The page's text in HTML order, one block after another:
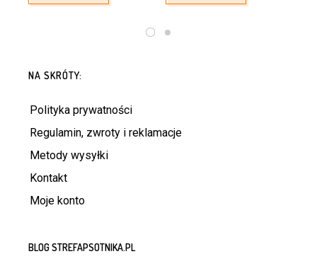
NA SKRÓTY:
Polityka prywatności
Regulamin, zwroty i reklamacje
Metody wysyłki
Kontakt
Moje konto
BLOG STREFAPSOTNIKA.PL